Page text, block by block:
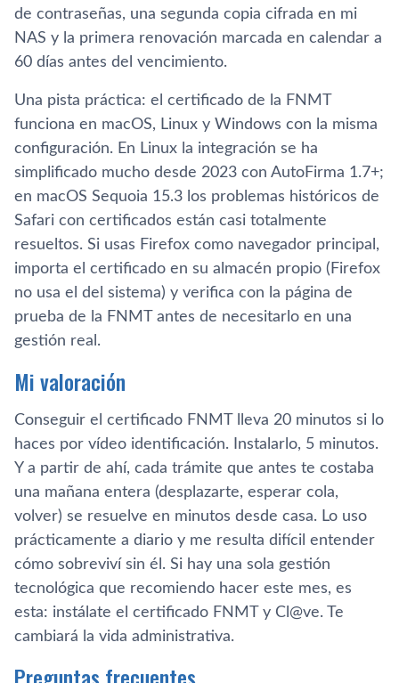
de contraseñas, una segunda copia cifrada en mi
NAS y la primera renovación marcada en calendar a
60 días antes del vencimiento.
Una pista práctica: el certificado de la FNMT
funciona en macOS, Linux y Windows con la misma
configuración. En Linux la integración se ha
simplificado mucho desde 2023 con AutoFirma 1.7+;
en macOS Sequoia 15.3 los problemas históricos de
Safari con certificados están casi totalmente
resueltos. Si usas Firefox como navegador principal,
importa el certificado en su almacén propio (Firefox
no usa el del sistema) y verifica con la página de
prueba de la FNMT antes de necesitarlo en una
gestión real.
Mi valoración
Conseguir el certificado FNMT lleva 20 minutos si lo
haces por vídeo identificación. Instalarlo, 5 minutos.
Y a partir de ahí, cada trámite que antes te costaba
una mañana entera (desplazarte, esperar cola,
volver) se resuelve en minutos desde casa. Lo uso
prácticamente a diario y me resulta difícil entender
cómo sobreviví sin él. Si hay una sola gestión
tecnológica que recomiendo hacer este mes, es
esta: instálate el certificado FNMT y Cl@ve. Te
cambiará la vida administrativa.